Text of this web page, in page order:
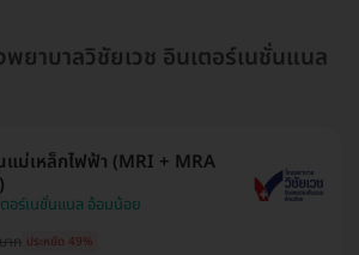
พยาบาลวิชัยเวช อินเตอร์เนชั่นแนล
ม่เหล็กไฟฟ้า (MRI + MRA
อร์เนชั่นแนล อ้อมน้อย
าท ประหยัด 49%